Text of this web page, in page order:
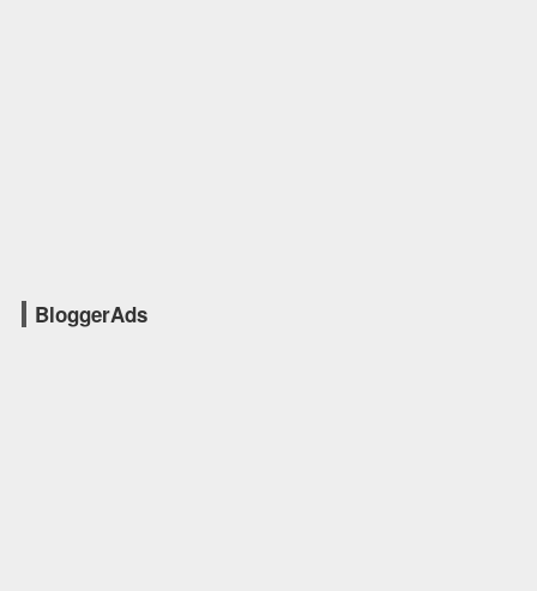
BloggerAds